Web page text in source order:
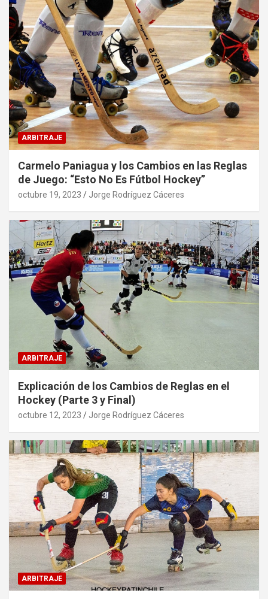
ARBITRAJE
Carmelo Paniagua y los Cambios en las Reglas
de Juego: “Esto No Es Fútbol Hockey”
octubre 19, 2023 Jorge Rodríguez Cáceres
ARBITRAJE
Explicación de los Cambios de Reglas en el
Hockey (Parte 3 y Final)
octubre 12, 2023 Jorge Rodríguez Cáceres
ARBITRAJE